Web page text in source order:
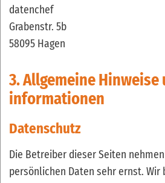
datenchef
Grabenstr. 5b
58095 Hagen
3. Allgemeine
informationen
Datenschutz
Die Betreiber dieser Seiten
persönlichen Daten sehr ernst. Wir